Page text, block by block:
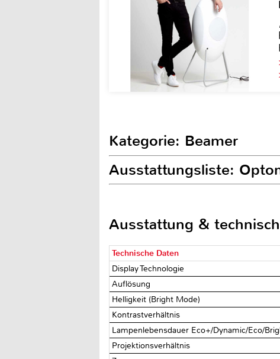
Kategorie: Beamer
Ausstattungsliste:
Ausstattung &
Technische Daten
Display Technologie
Auflösung
Helligkeit (Bright Mode)
Kontrastverhältnis
Lampenlebensdauer Eco+/Dynamic/Eco/
Projektionsverhältnis